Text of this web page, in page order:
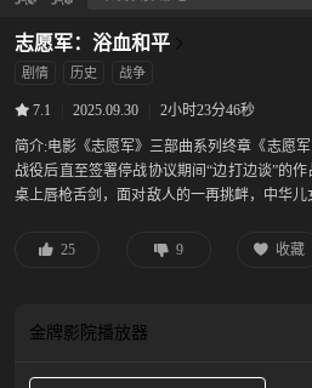
志愿军：浴血和平
剧情 历史 战争
7.1 2025.09.30 2小时23分46秒
简介:电影《志愿军》三部曲系列终章《志愿
战役后直至签署停战协议期间“边打边谈”的
桌上唇枪舌剑，面对敌人的一再挑衅，中华儿
已久的和平。
25 9 收藏
金牌影院播放器